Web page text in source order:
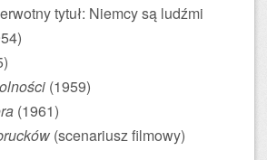
tytuł: Niemcy są ludźmi
(1959)
(1961)
(scenariusz filmowy)